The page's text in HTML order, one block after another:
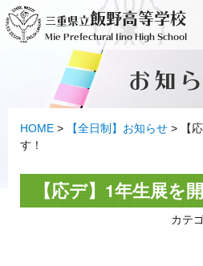
ン
三重県立飯野高等学校
Mie Prefectural Iino High School
お知
HOME > 【全日制】お知らせ >
【
す！
【応デ】1年生展を
カテ